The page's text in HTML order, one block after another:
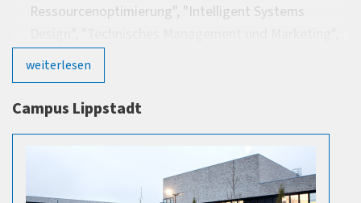
Ressourcenoptimierung", "Intelligent Systems
"Materialwissenschaften und Bionik", "Mechatronik"
und "Wirtschaftsingenieurwesen", "Maschinenbau",
"Elektrotechnik" oder in einem vergleichbaren
Mindestumfang von 210 ECTS Kreditpunkten
vorweisen.
weiterlesen
Campus Lippstadt